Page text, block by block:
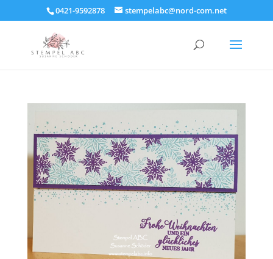
0421-9592878 stempelabc@nord-com.net